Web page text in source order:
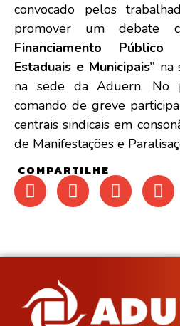
convocado pelos
promover um debate
Financiamento Público
Estaduais e Municipais” na
na sede da Aduern. No
comando de greve
centrais sindicais em
de Manifestações e
COMPARTILHE